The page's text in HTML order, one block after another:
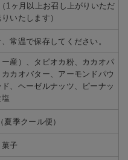
1ヶ月以上お召し上がりいただ
いたします）
常温で保存してください。
産）、タピオカ粉、カカオパ
カオバター、アーモンドパウ
、ヘーゼルナッツ、ピーナッ
季クール便）
子